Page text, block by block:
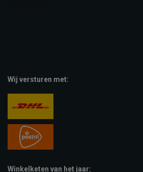
Wij versturen met:
Winkelketen van het jaar: